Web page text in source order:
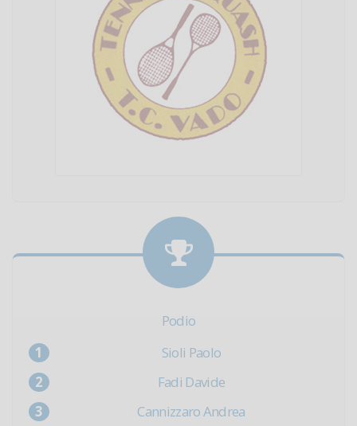
Podio
Sioli Paolo
Fadi Davide
Cannizzaro Andrea